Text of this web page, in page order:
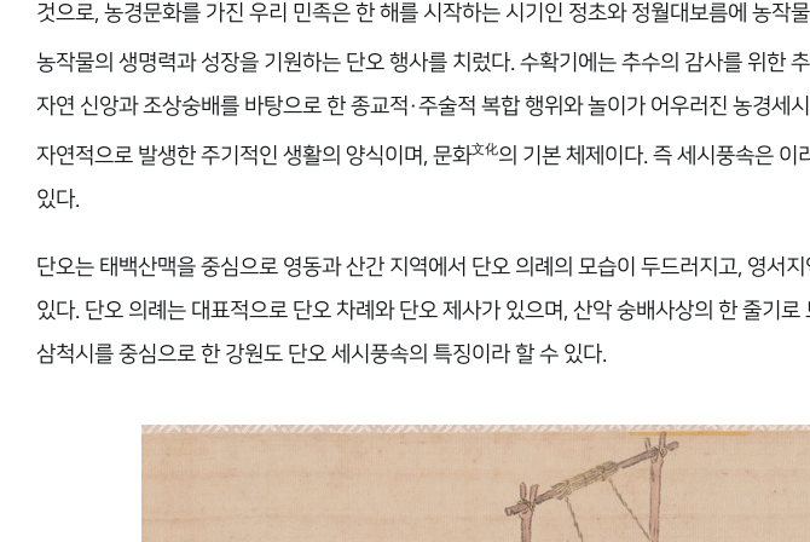
것으로, 농경문화를 가진 우리 민족은 한 해를 시작하는 시기인 정초와 정월대보름에 농작
농작물의 생명력과 성장을 기원하는 단오 행사를 치렀다. 수확기에는 추수의 감사를 위한
자연 신앙과 조상숭배를 바탕으로 한 종교적·주술적 복합 행위와 놀이가 어우러진 농경세
자연적으로 발생한 주기적인 생활의 양식이며, 문화文化의 기본 체제이다. 즉 세시풍속은 이
있다.
단오는 태백산맥을 중심으로 영동과 산간 지역에서 단오 의례의 모습이 두드러지고, 영서
있다. 단오 의례는 대표적으로 단오 차례와 단오 제사가 있으며, 산악 숭배사상의 한 줄기
삼척시를 중심으로 한 강원도 단오 세시풍속의 특징이라 할 수 있다.